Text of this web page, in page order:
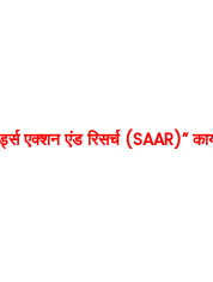
एक्शन एंड रिसर्च (SAAR)”